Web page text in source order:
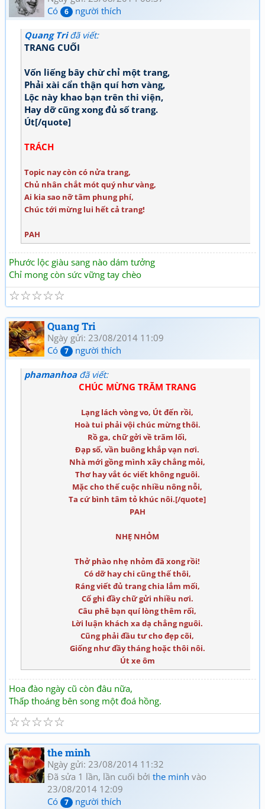
Có
6 người thích
Quang Triđã viết:
TRANG CUỐI
Vốn liếng bây chừ chỉ một trang,
Phải xài cẩn thận quí hơn vàng,
Lộc này khao bạn trên thi viện,
Hay dỡ cũng xong đủ số trang.
Út[/quote]
TRÁCH
Topic nay còn có nửa trang,
Chủ nhân chắt mót quý như vàng,
Ai kia sao nỡ tâm phung phí,
Chúc tới mừng lui hết cả trang!
PAH
Phước lộc giàu sang nào dám tưởng
Chỉ mong còn sức vững tay chèo
☆
☆
☆
☆
☆
Quang Tri
Ngày gửi: 23/08/2014 11:09
Có
7 người thích
phamanhoađã viết:
CHÚC MỪNG TRĂM TRANG
Lạng lách vòng vo, Út đến rồi,
Hoà tui phải vội chúc mừng thôi.
Rồ ga, chữ gởi về trăm lối,
Đạp số, vần buông khắp vạn nơi.
Nhà mới gồng mình xây chẳng mỏi,
Thơ hay vắt óc viết không nguôi.
Mặc cho thế cuộc nhiều nông nỗi,
Ta cứ bình tâm tỏ khúc nôi.[/quote]
PAH
NHẸ NHỎM
Thở phào nhẹ nhỏm đã xong rồi!
Có dỡ hay chi cũng thế thôi,
Ráng viết đủ trang chia lắm mối,
Cố ghi đầy chữ gửi nhiều nơi.
Câu phê bạn quí lòng thêm rối,
Lời luận khách xa dạ chẳng nguôi.
Cũng phải đầu tư cho đẹp cõi,
Giống như đầy tháng hoặc thôi nôi.
Út xe ôm
Hoa đào ngày cũ còn đâu nữa,
Thấp thoáng bên song một đoá hồng.
☆
☆
☆
☆
☆
the minh
Ngày gửi: 23/08/2014 11:32
Đã sửa 1 lần, lần cuối bởi the minh vào
23/08/2014 12:09
Có
7 người thích